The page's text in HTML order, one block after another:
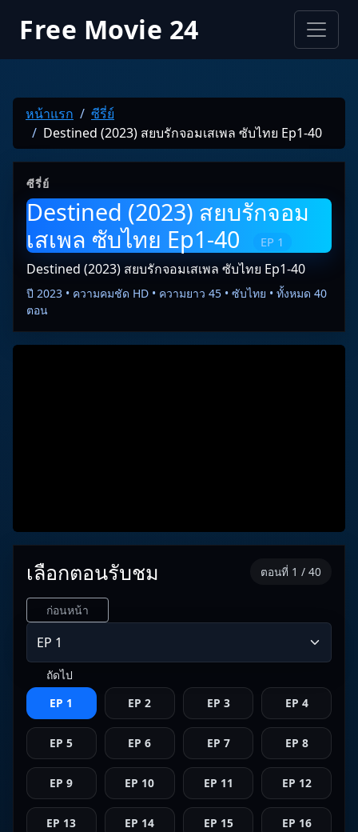
Free Movie 24
หน้าแรก
ซีรี่ย์
Destined (2023) สยบรักจอมเสเพล ซับไทย Ep1-40
ซีรี่ย์
Destined (2023) สยบรักจอม
เสเพล ซับไทย Ep1-40
EP 1
Destined (2023) สยบรักจอมเสเพล ซับไทย Ep1-40
ปี 2023 • ความคมชัด HD • ความยาว 45 • ซับไทย • ทั้งหมด 40
ตอน
เลือกตอนรับชม ตอนที่ 1 / 40
ก่อนหน้า
ถัดไป
EP 1
EP 2 EP 3 EP 4
EP 5 EP 6 EP 7 EP 8
EP 9 EP 10 EP 11 EP 12
EP 13 EP 14 EP 15 EP 16